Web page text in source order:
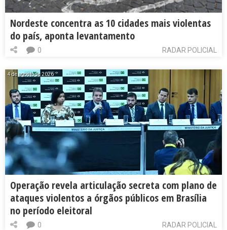
Nordeste concentra as 10 cidades mais violentas
do país, aponta levantamento
RADAR POLICIAL
0
4 de agosto de 2026
Operação revela articulação secreta com plano de
ataques violentos a órgãos públicos em Brasília
no período eleitoral
RADAR POLICIAL
0